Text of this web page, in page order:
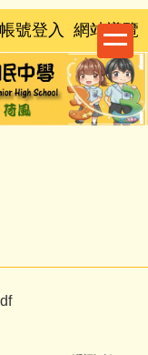
號登入 網站導覽